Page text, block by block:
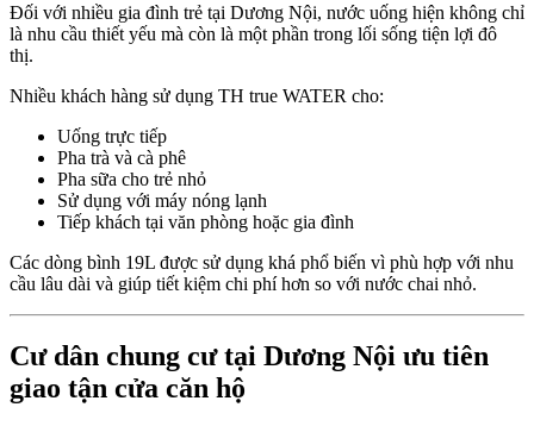
Đối với nhiều gia đình trẻ tại Dương Nội, nước uống hiện không chỉ
là nhu cầu thiết yếu mà còn là một phần trong lối sống tiện lợi đô
thị.
Nhiều khách hàng sử dụng TH true WATER cho:
Uống trực tiếp
Pha trà và cà phê
Pha sữa cho trẻ nhỏ
Sử dụng với máy nóng lạnh
Tiếp khách tại văn phòng hoặc gia đình
Các dòng bình 19L được sử dụng khá phổ biến vì phù hợp với nhu
cầu lâu dài và giúp tiết kiệm chi phí hơn so với nước chai nhỏ.
Cư dân chung cư tại Dương Nội ưu tiên
giao tận cửa căn hộ